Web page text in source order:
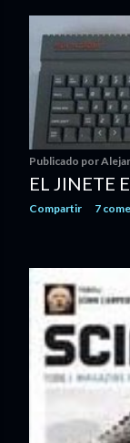
a
d
a
s
Publicado por
EL JINETE
Compartir 7